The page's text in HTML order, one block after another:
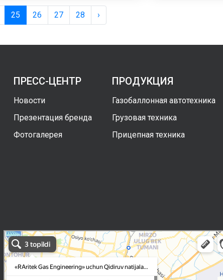
25 26 27 28 ›
ПРЕСС-ЦЕНТР
Новости
Презентация бренда
Фотогалерея
ПРОДУКЦИЯ
Газобаллонная автотехника
Грузовая техника
Прицепная техника
RAritek Gas Engineering в Ташкенте
Ташкент